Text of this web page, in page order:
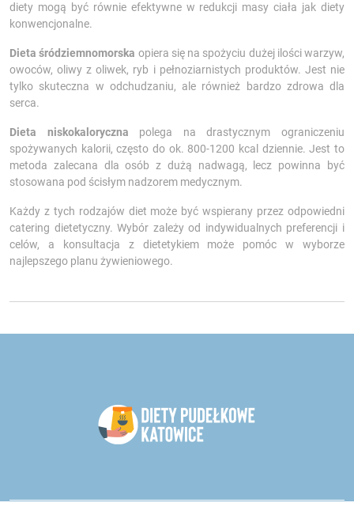
diety mogą być równie efektywne w redukcji masy ciała jak diety
konwencjonalne.
Dieta śródziemnomorska opiera się na spożyciu dużej ilości warzyw,
owoców, oliwy z oliwek, ryb i pełnoziarnistych produktów. Jest nie
tylko skuteczna w odchudzaniu, ale również bardzo zdrowa dla
serca.
Dieta niskokaloryczna polega na drastycznym ograniczeniu
spożywanych kalorii, często do ok. 800-1200 kcal dziennie. Jest to
metoda zalecana dla osób z dużą nadwagą, lecz powinna być
stosowana pod ścisłym nadzorem medycznym.
Każdy z tych rodzajów diet może być wspierany przez odpowiedni
catering dietetyczny. Wybór zależy od indywidualnych preferencji i
celów, a konsultacja z dietetykiem może pomóc w wyborze
najlepszego planu żywieniowego.